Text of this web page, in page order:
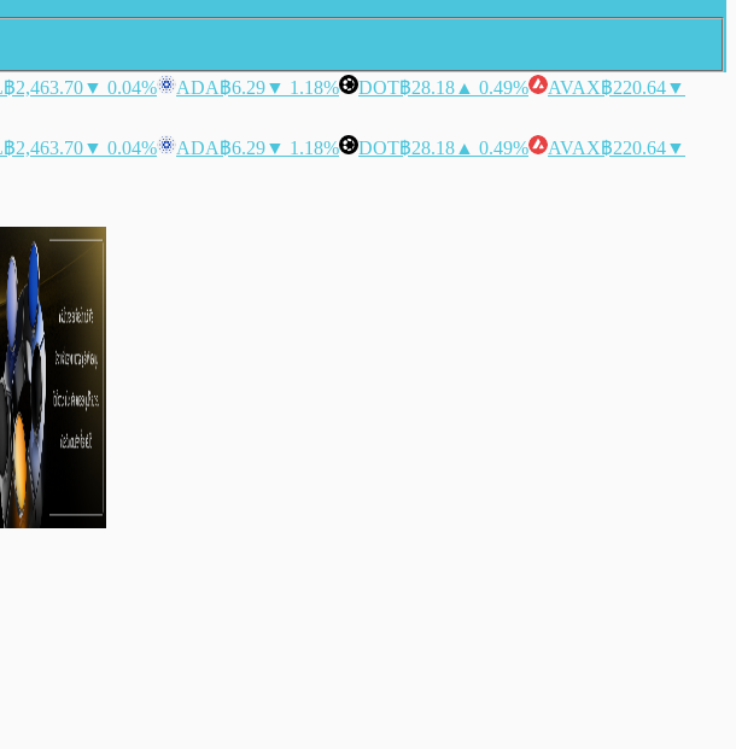
฿2,463.70▼ 0.04% ADA฿6.29▼ 1.18% DOT฿28.18 ▲ 0.49% AVAX฿220.64▼
฿2,463.70▼ 0.04% ADA฿6.29▼ 1.18% DOT฿28.18 ▲ 0.49% AVAX฿220.64▼